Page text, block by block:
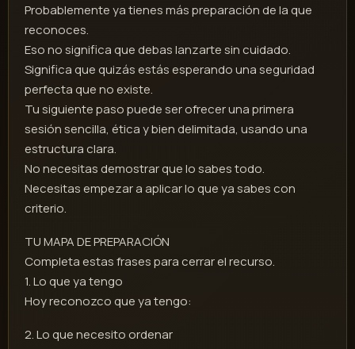
Probablemente ya tienes más preparación de la que
reconoces.
Eso no significa que debas lanzarte sin cuidado.
Significa que quizás estás esperando una seguridad
perfecta que no existe.
Tu siguiente paso puede ser ofrecer una primera
sesión sencilla, ética y bien delimitada, usando una
estructura clara.
No necesitas demostrar que lo sabes todo.
Necesitas empezar a aplicar lo que ya sabes con
criterio.
TU MAPA DE PREPARACIÓN
Completa estas frases para cerrar el recurso.
1. Lo que ya tengo
Hoy reconozco que ya tengo:
2. Lo que necesito ordenar